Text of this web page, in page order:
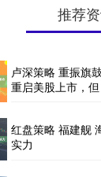
推荐
卢深策略 重振旗
重启美股上市，
红盘策略 福建舰
实力